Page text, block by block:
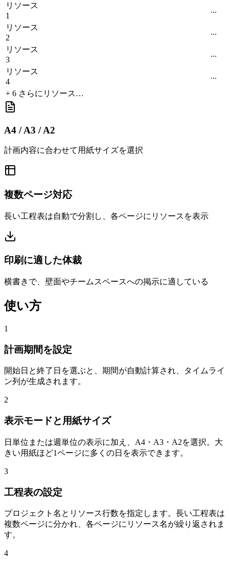
リソース
1
...
リソース
2
...
リソース
3
...
リソース
4
...
+ 6 さらにリソース…
A4 / A3 / A2
計画内容に合わせて用紙サイズを選択
複数ページ対応
長い工程表は自動で分割し、各ページにリソースを表示
印刷に適した体裁
横書きで、壁面やチームスペースへの掲示に適している
使い方
1
計画期間を設定
開始日と終了日を選ぶと、期間が自動計算され、タイムライ
ン列が生成されます。
2
表示モードと用紙サイズ
日単位または週単位の表示に加え、A4・A3・A2を選択。大
きい用紙ほど1ページに多くの日を表示できます。
3
工程表の設定
プロジェクト名とリソース行数を指定します。長い工程表は
複数ページに分かれ、各ページにリソース名が繰り返されま
す。
4